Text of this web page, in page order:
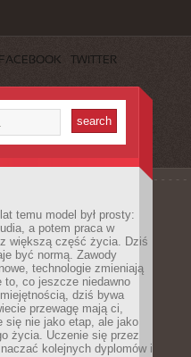
FACEBOOK TWITTER
temu model był prosty:
a potem praca w
większą część życia. Dziś
być normą. Zawody
technologie zmieniają
co jeszcze niedawno
dziś bywa
przewagę mają ci,
się nie jako etap, ale jako
życia. Uczenie się przez
kolejnych dyplomów i